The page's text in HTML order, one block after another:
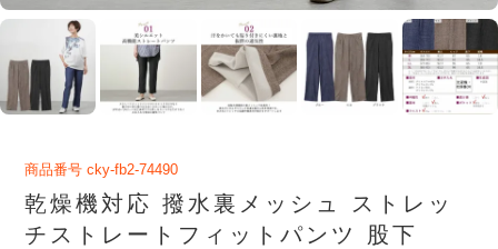
商品番号 cky-fb2-74490
乾燥機対応 撥水裏メッシュ ストレッ
チストレートフィットパンツ 股下